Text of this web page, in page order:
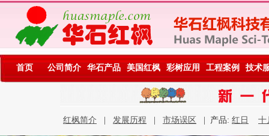
首页 公司简介 华石产品 美国红枫 彩树应用 工程案例 技术
红枫简介 发展历程 市场误区 | 产品: 红日 十